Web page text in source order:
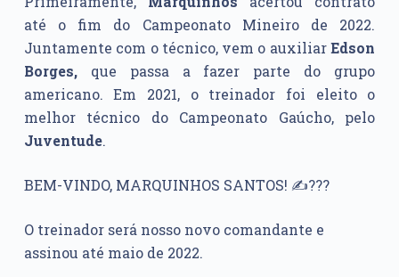
até o fim do Campeonato Mineiro de 2022.
Juntamente com o técnico, vem o auxiliarEdson
Borges, que passa a fazer parte do grupo
americano. Em 2021, o treinador foi eleito o
melhor técnico do Campeonato Gaúcho, pelo
Juventude.
BEM-VINDO, MARQUINHOS SANTOS! ✍???
O treinador será nosso novo comandante e
assinou até maio de 2022.